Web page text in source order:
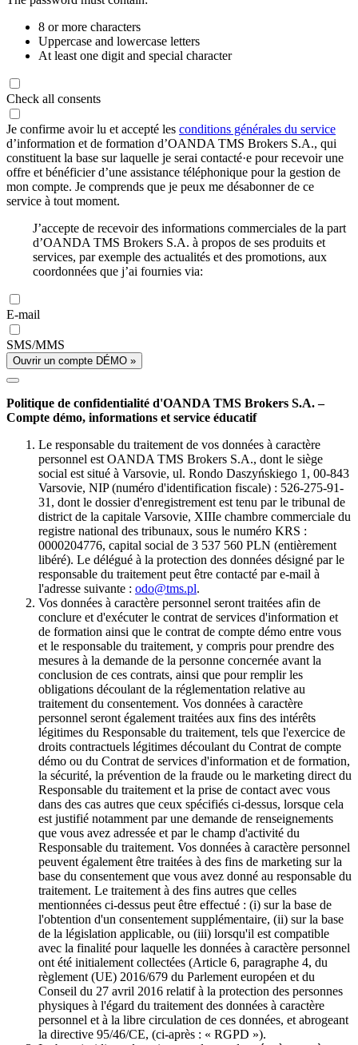
8 or more characters
Uppercase and lowercase letters
At least one digit and special character
Check all consents
Je confirme avoir lu et accepté les conditions générales du service
d’information et de formation d’OANDA TMS Brokers S.A., qui
constituent la base sur laquelle je serai contacté·e pour recevoir une
offre et bénéficier d’une assistance téléphonique pour la gestion de
mon compte. Je comprends que je peux me désabonner de ce
service à tout moment.
J’accepte de recevoir des informations commerciales de la part
d’OANDA TMS Brokers S.A. à propos de ses produits et
services, par exemple des actualités et des promotions, aux
coordonnées que j’ai fournies via:
E-mail
SMS/MMS
Ouvrir un compte DÉMO »
Politique de confidentialité d'OANDA TMS Brokers S.A. –
Compte démo, informations et service éducatif
Le responsable du traitement de vos données à caractère
personnel est OANDA TMS Brokers S.A., dont le siège
social est situé à Varsovie, ul. Rondo Daszyńskiego 1, 00-843
Varsovie, NIP (numéro d'identification fiscale) : 526-275-91-
31, dont le dossier d'enregistrement est tenu par le tribunal de
district de la capitale Varsovie, XIIIe chambre commerciale du
registre national des tribunaux, sous le numéro KRS :
0000204776, capital social de 3 537 560 PLN (entièrement
libéré). Le délégué à la protection des données désigné par le
responsable du traitement peut être contacté par e-mail à
l'adresse suivante : odo@tms.pl.
Vos données à caractère personnel seront traitées afin de
conclure et d'exécuter le contrat de services d'information et
de formation ainsi que le contrat de compte démo entre vous
et le responsable du traitement, y compris pour prendre des
mesures à la demande de la personne concernée avant la
conclusion de ces contrats, ainsi que pour remplir les
obligations découlant de la réglementation relative au
traitement du consentement. Vos données à caractère
personnel seront également traitées aux fins des intérêts
légitimes du Responsable du traitement, tels que l'exercice de
droits contractuels légitimes découlant du Contrat de compte
démo ou du Contrat de services d'information et de formation,
la sécurité, la prévention de la fraude ou le marketing direct du
Responsable du traitement et la prise de contact avec vous
dans des cas autres que ceux spécifiés ci-dessus, lorsque cela
est justifié notamment par une demande de renseignements
que vous avez adressée et par le champ d'activité du
Responsable du traitement. Vos données à caractère personnel
peuvent également être traitées à des fins de marketing sur la
base du consentement que vous avez donné au responsable du
traitement. Le traitement à des fins autres que celles
mentionnées ci-dessus peut être effectué : (i) sur la base de
l'obtention d'un consentement supplémentaire, (ii) sur la base
de la législation applicable, ou (iii) lorsqu'il est compatible
avec la finalité pour laquelle les données à caractère personnel
ont été initialement collectées (Article 6, paragraphe 4, du
règlement (UE) 2016/679 du Parlement européen et du
Conseil du 27 avril 2016 relatif à la protection des personnes
physiques à l'égard du traitement des données à caractère
personnel et à la libre circulation de ces données, et abrogeant
la directive 95/46/CE, (ci-après : « RGPD »).